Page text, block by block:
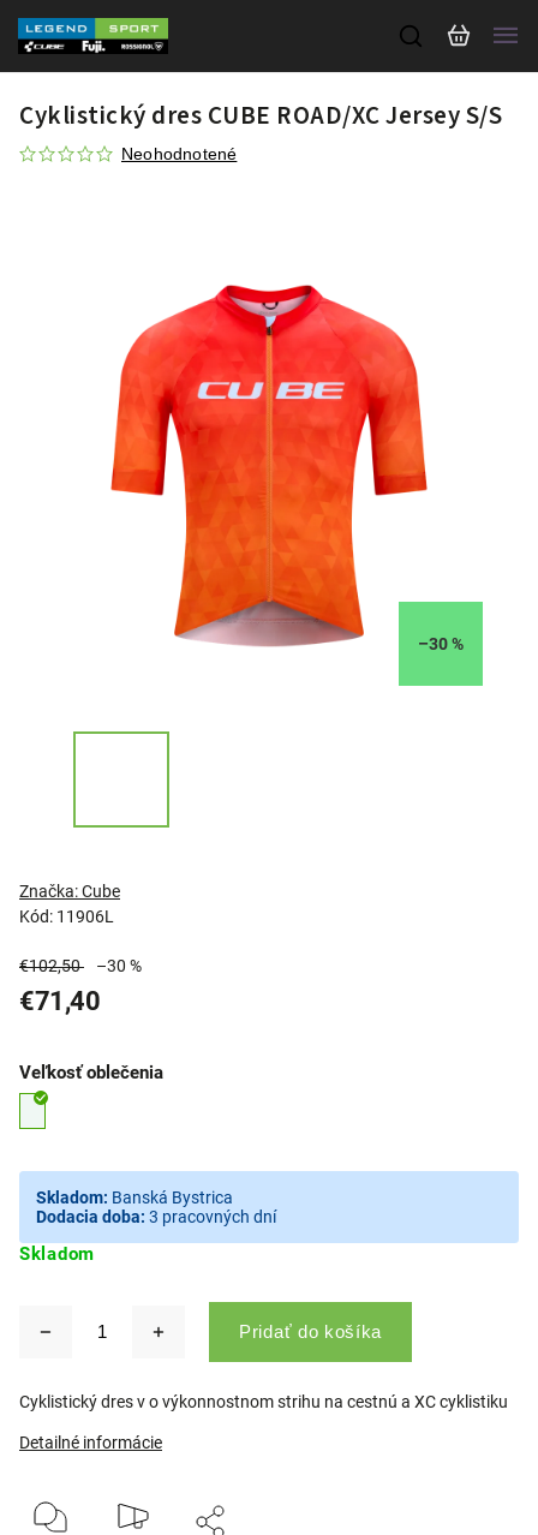
Cyklistický dres CUBE ROAD/XC Jersey S/S
Neohodnotené
–30 %
Kód: 11906L
Značka:Cube
€102,50 –30 %
€71,40
Skladom
Veľkosť oblečenia
Skladom: Banská Bystrica
Dodacia doba: 3 pracovných dní
Pridať do košíka
Cyklistický dres v o výkonnostnom strihu na cestnú a XC cyklistiku
Detailné informácie